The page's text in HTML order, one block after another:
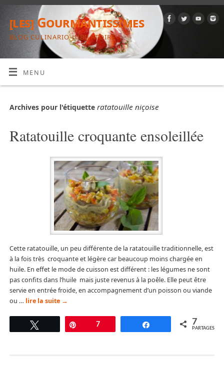
[les] Gourmantissimes
BLOG CULINARIO-JUBILATOIRE
MENU
Archives pour l'étiquette ratatouille niçoise
Ratatouille croquante ensoleillée
Cette ratatouille, un peu différente de la ratatouille traditionnelle, est
à la fois très croquante et légère car beaucoup moins chargée en
huile. En effet le mode de cuisson est différent : les légumes ne sont
pas confits dans l’huile mais juste revenus à la poêle. Elle peut être
servie en entrée froide, en accompagnement d’un poisson ou viande
ou … lire la suite →
Tweetez Épingle
7 Partagez 7
PARTAGES